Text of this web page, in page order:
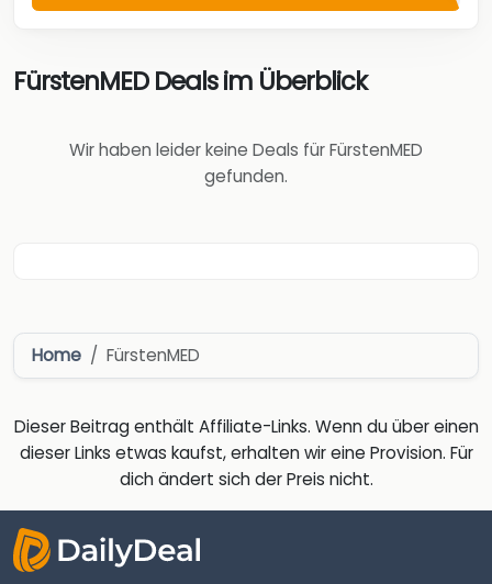
FürstenMED Deals im Überblick
Wir haben leider keine Deals für FürstenMED
gefunden.
Home FürstenMED
Dieser Beitrag enthält Affiliate-Links. Wenn du über einen
dieser Links etwas kaufst, erhalten wir eine Provision. Für
dich ändert sich der Preis nicht.